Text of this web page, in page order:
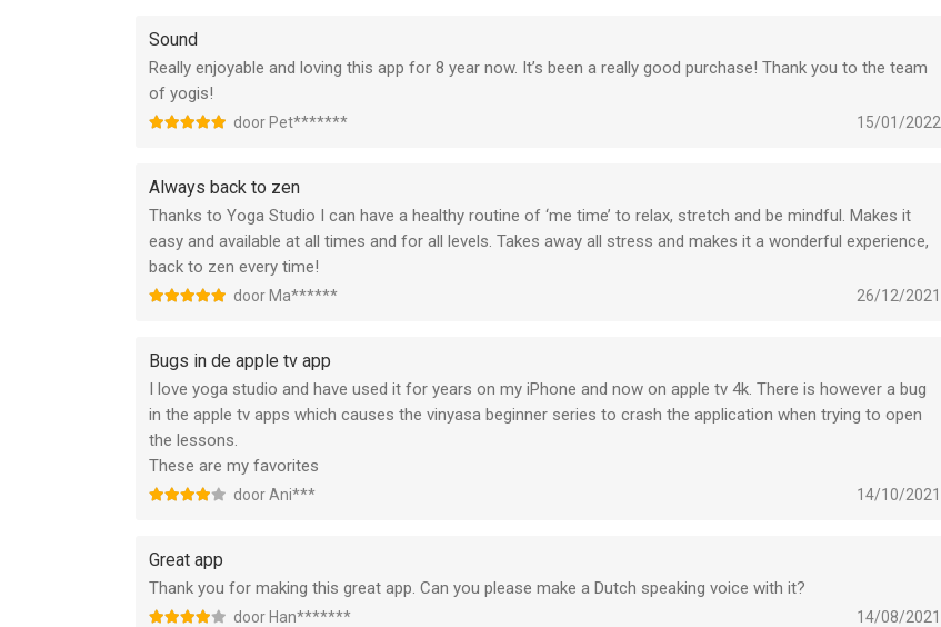
Sound
Really enjoyable and loving this app for 8 year now. It’s been a really good purchase! Thank you to the team
of yogis!
door Pet******* 15/01/2022
Always back to zen
Thanks to Yoga Studio I can have a healthy routine of ‘me time’ to relax, stretch and be mindful. Makes it
easy and available at all times and for all levels. Takes away all stress and makes it a wonderful experience,
back to zen every time!
door Ma****** 26/12/2021
Bugs in de apple tv app
I love yoga studio and have used it for years on my iPhone and now on apple tv 4k. There is however a bug
in the apple tv apps which causes the vinyasa beginner series to crash the application when trying to open
the lessons.
These are my favorites
door Ani*** 14/10/2021
Great app
Thank you for making this great app. Can you please make a Dutch speaking voice with it?
door Han******* 14/08/2021